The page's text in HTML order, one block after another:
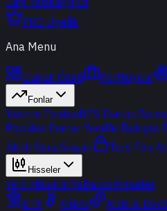
PRO Üyelik
Ana Menu
Günün Özeti Portföyüm
Fonlar
Yatırım FonlarıBES Fonları
Popüler Fonlar YeniBir Bakışta
Akıllı Para Sinyali
Ters Fon
Hisseler
Yerli HisselerYabancı Hisseler
ETF
Kripto Altın &